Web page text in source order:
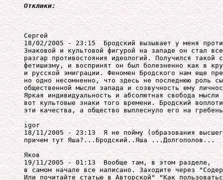
Отклики:
Сергей
18/02/2005 - 23:15  Бродский вызывает у меня
Знаковой и культовой фигурой на западе он стал
разгар противостояния идеологий. Получился такой
фетишизму, и воспринят он был болезненно как в
и русской эмиграции. Феномен Бродского нам еще
но одно несомненно, что здесь не последнюю роль
общественной мысли запада и созвучность ему
Яркая индивидуальность и абсолютная свобода
вот культовые знаки того времени. Бродский
эти качества, а общество выплеснуло его на
igor
18/11/2005 - 23:13  Я не пойму (образования
причем тут Яша?...Бродский..Яша ...Долгополов...
Яков
19/11/2005 - 01:13  Вообще там, в этом разделе,
в самом начале все написано. Заходите через
Или почитайте статью в Авторской" "Как